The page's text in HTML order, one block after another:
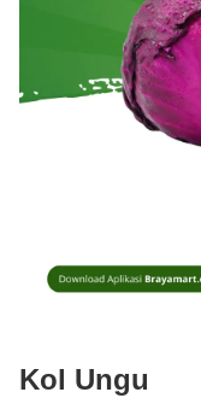
Kol Ungu